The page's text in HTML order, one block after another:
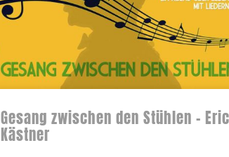
Gesang zwischen den Stühlen –
Kästner